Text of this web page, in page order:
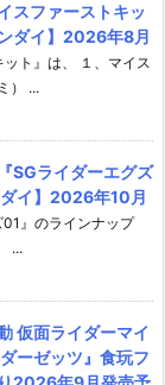
スファーストキッ
ダイ】2026年8月
ット』は、 １、マイス
） ...
SGライダーエグズ
イ】2026年10月
01』のラインナップ
...
仮面ライダーマイ
ーゼッツ』食玩フ